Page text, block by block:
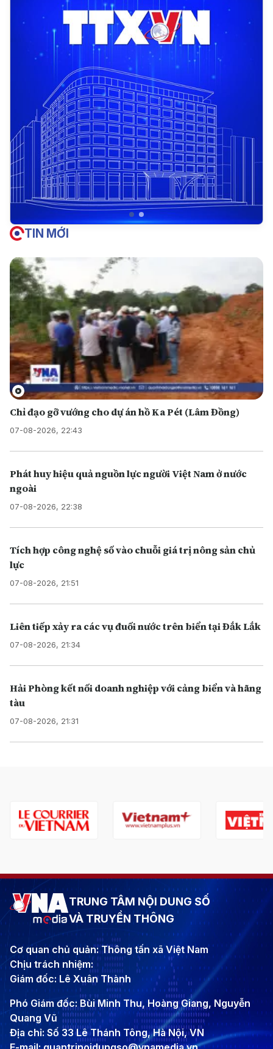
TIN MỚI
Chỉ đạo gỡ vướng cho dự án hồ Ka Pét (Lâm Đồng)
07-08-2026, 22:43
Phát huy hiệu quả nguồn lực người Việt Nam ở nước
ngoài
07-08-2026, 22:38
Tích hợp công nghệ số vào chuỗi giá trị nông sản chủ
lực
07-08-2026, 21:51
Liên tiếp xảy ra các vụ đuối nước trên biển tại Đắk Lắk
07-08-2026, 21:34
Hải Phòng kết nối doanh nghiệp với cảng biển và hãng
tàu
07-08-2026, 21:31
TRUNG TÂM NỘI DUNG SỐ
VÀ TRUYỀN THÔNG
Cơ quan chủ quản: Thông tấn xã Việt Nam
Chịu trách nhiệm:
Giám đốc: Lê Xuân Thành
Phó Giám đốc: Bùi Minh Thu, Hoàng Giang, Nguyễn
Quang Vũ
Địa chỉ: Số 33 Lê Thánh Tông, Hà Nội, VN